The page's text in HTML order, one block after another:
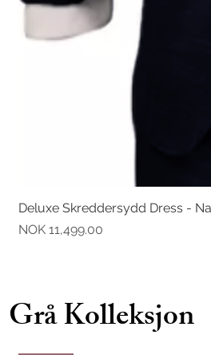
Deluxe Skreddersydd Dress -
Pris
NOK 11,499.00
Grå Kolleksjon